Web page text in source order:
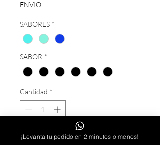
ENVIO
SABORES *
SABOR *
Cantidad *
AGREGAR AL CARRITO
¡Levanta tu pedido en 2 minutos o menos!